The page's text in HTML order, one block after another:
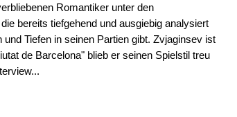
Romantiker unter den
bereits tiefgehend und ausgiebig analysiert
Tiefen in seinen Partien gibt. Zvjaginsev ist
de Barcelona" blieb er seinen Spielstil treu